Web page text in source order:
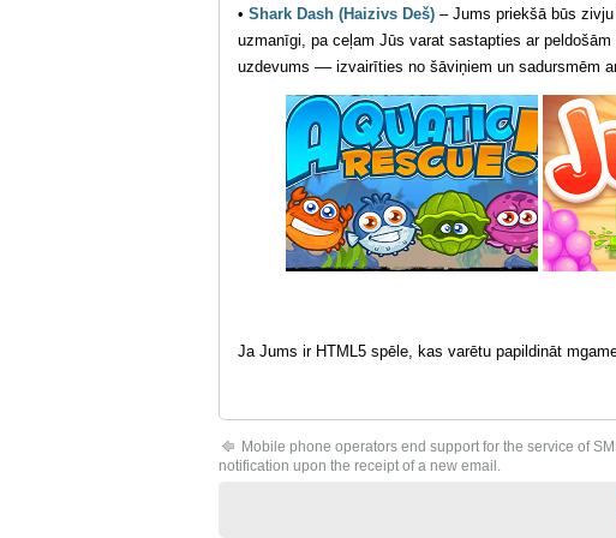
• Shark Dash (Haizivs Deš) – Jums priekšā būs
uzmanīgi, pa ceļam Jūs varat sastapties ar
uzdevums –– izvairīties no šāviņiem un sadursmēm
Ja Jums ir HTML5 spēle, kas varētu papildināt
Mobile phone operators end support for the service of
notification upon the receipt of a new email.